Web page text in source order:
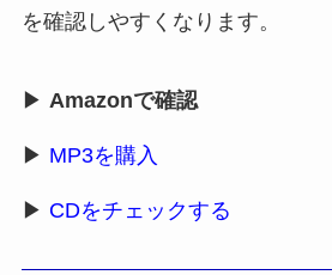
を確認しやすくなります。
▶ Amazonで確認
▶ MP3を購入
▶ CDをチェックする